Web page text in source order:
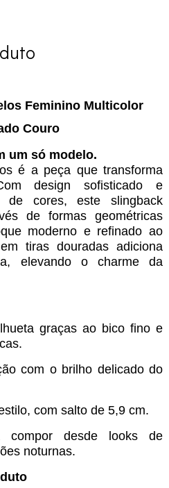
Feminino Multicolor
Couro
um só modelo.
é a peça que transforma
design sofisticado e
de cores, este slingback
de formas geométricas
moderno e refinado ao
tiras douradas adiciona
elevando o charme da
graças ao bico fino e
com o brilho delicado do
com salto de 5,9 cm.
compor desde looks de
noturnas.